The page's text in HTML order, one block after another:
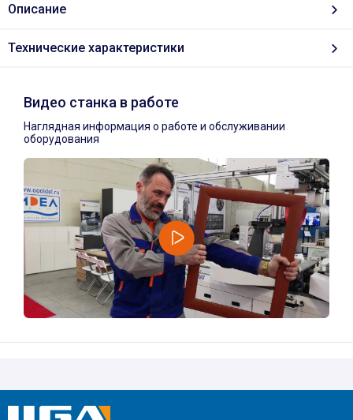
Описание
Технические характеристики
Видео станка в работе
Наглядная информация о работе и обслуживании
оборудования